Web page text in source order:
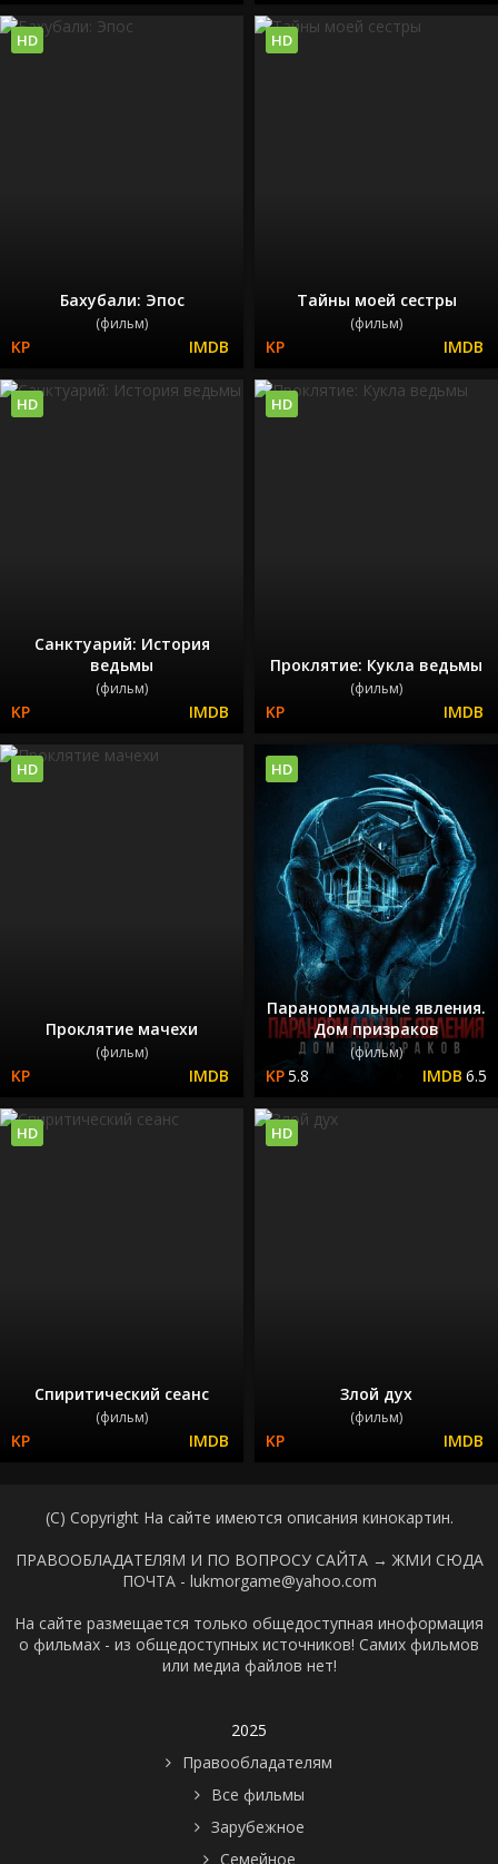
Бахубали: Эпос
(фильм)
HD
Тайны моей сестры
(фильм)
HD
Санктуарий: История
ведьмы
(фильм)
HD
Проклятие: Кукла ведьмы
(фильм)
HD
Проклятие мачехи
(фильм)
HD
Паранормальные явления.
Дом призраков
(фильм)
5.8 6.5
HD
Спиритический сеанс
(фильм)
HD
Злой дух
(фильм)
HD
(C) Copyright На сайте имеются описания кинокартин.
ПРАВООБЛАДАТЕЛЯМ И ПО ВОПРОСУ САЙТА → ЖМИ СЮДА
ПОЧТА - lukmorgame@yahoo.com
На сайте размещается только общедоступная иноформация
о фильмах - из общедоступных источников! Самих фильмов
или медиа файлов нет!
2025
Правообладателям
Все фильмы
Зарубежное
Семейное